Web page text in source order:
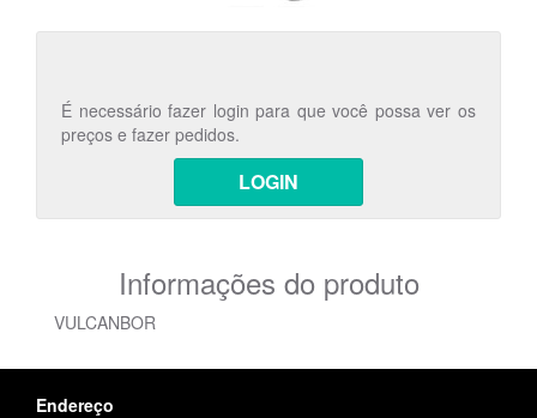
É necessário fazer login para que você possa ver os
preços e fazer pedidos.
LOGIN
Informações do produto
VULCANBOR
Endereço